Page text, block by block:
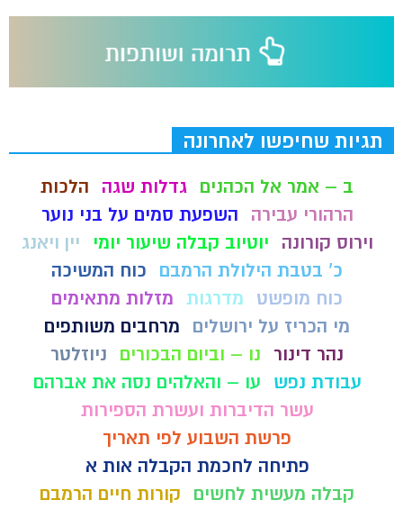
תגיות שחיפשו לאחרונה
ב – אמר אל הכהנים גדלות שגה
הלכות
הרהורי עבירה
השפעת סמים על בני נוער
וירוס קורונה
יוטיוב קבלה שיעור יומי
יין ויאנג
כ' בטבת הילולת הרמבם
כוח המשיכה
כוח מופשט
מדרגות מזלות מתאימים
מי הכריז על ירושלים
מרחבים משותפים
נהר דינור
נו – וביום הבכורים
ניוזלטר
עבודת נפש
עו – והאלהים נסה את אברהם
עשר הדיברות ועשרת הספירות
פרשת השבוע לפי תאריך
פתיחה לחכמת הקבלה אות א
קבלה מעשית לחשים
קורות חיים הרמבם